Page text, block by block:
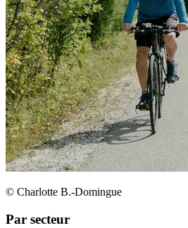
© Charlotte B.-Domingue
Par secteur